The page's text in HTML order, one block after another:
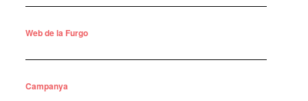
Web de la Furgo
Campanya